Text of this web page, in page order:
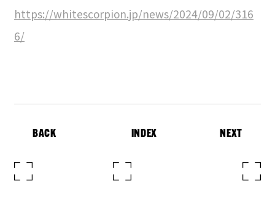
https://whitescorpion.jp/news/2024/09/02/316
6/
BACK INDEX NEXT